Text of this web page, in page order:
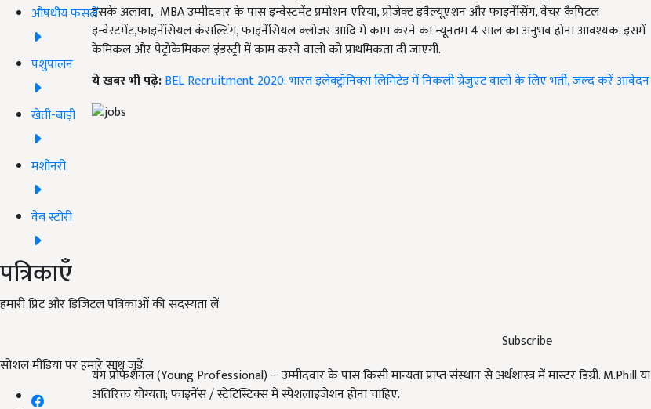
औषधीय फसलें
पशुपालन
खेती-बाड़ी
मशीनरी
वेब स्टोरी
पत्रिकाएँ
हमारी प्रिंट और डिजिटल पत्रिकाओं की सदस्यता लें
Subscribe
सोशल मीडिया पर हमारे साथ जुड़ें:
इसके अलावा, MBA उम्मीदवार के पास इन्वेस्टमेंट प्रमोशन एरिया, प्रोजेक्ट इवैल्यूएशन और फाइनेंसिंग, वेंचर कैपिटल
इन्वेस्टमेंट,फाइनेंसियल कंसल्टिंग, फाइनेंसियल क्लोजर आदि में काम करने का न्यूनतम 4 साल का अनुभव होना आवश्यक. इसमें
केमिकल और पेट्रोकेमिकल इंडस्ट्री में काम करने वालों को प्राथमिकता दी जाएगी.
ये खबर भी पढ़े:BEL Recruitment 2020: भारत इलेक्ट्रॉनिक्स लिमिटेड में निकली ग्रेजुएट वालों के लिए भर्ती, जल्द करें आवेदन
यंग प्रोफेशनल (Young Professional) - उम्मीदवार के पास किसी मान्यता प्राप्त संस्थान से अर्थशास्त्र में मास्टर डिग्री. M.Phill या
अतिरिक्त योग्यता; फाइनेंस / स्टेटिस्टिक्स में स्पेशलाइजेशन होना चाहिए.